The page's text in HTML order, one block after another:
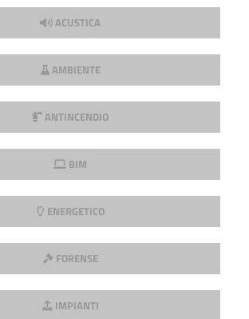
ACUSTICA
AMBIENTE
ANTINCENDIO
BIM
ENERGETICO
FORENSE
IMPIANTI